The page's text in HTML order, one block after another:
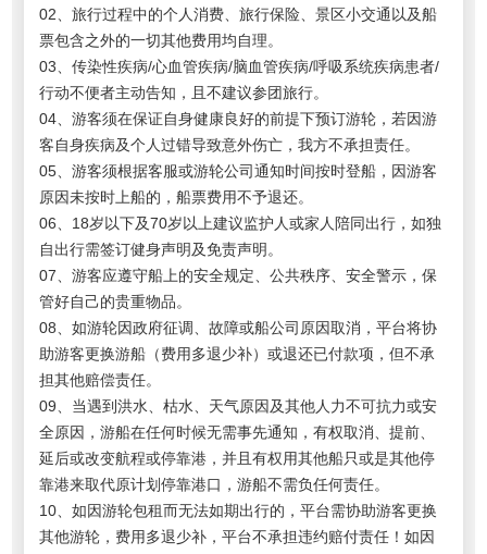
02、旅行过程中的个人消费、旅行保险、景区小交通以及船
票包含之外的一切其他费用均自理。
03、传染性疾病/心血管疾病/脑血管疾病/呼吸系统疾病患者/
行动不便者主动告知，且不建议参团旅行。
04、游客须在保证自身健康良好的前提下预订游轮，若因游
客自身疾病及个人过错导致意外伤亡，我方不承担责任。
05、游客须根据客服或游轮公司通知时间按时登船，因游客
原因未按时上船的，船票费用不予退还。
06、18岁以下及70岁以上建议监护人或家人陪同出行，如独
自出行需签订健身声明及免责声明。
07、游客应遵守船上的安全规定、公共秩序、安全警示，保
管好自己的贵重物品。
08、如游轮因政府征调、故障或船公司原因取消，平台将协
助游客更换游船（费用多退少补）或退还已付款项，但不承
担其他赔偿责任。
09、当遇到洪水、枯水、天气原因及其他人力不可抗力或安
全原因，游船在任何时候无需事先通知，有权取消、提前、
延后或改变航程或停靠港，并且有权用其他船只或是其他停
靠港来取代原计划停靠港口，游船不需负任何责任。
10、如因游轮包租而无法如期出行的，平台需协助游客更换
其他游轮，费用多退少补，平台不承担违约赔付责任！如因